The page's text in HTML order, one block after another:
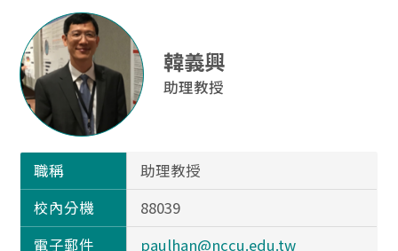
韓義興
助理教授
職稱
助理教授
校內分機
88039
電子郵件
paulhan@nccu.edu.tw